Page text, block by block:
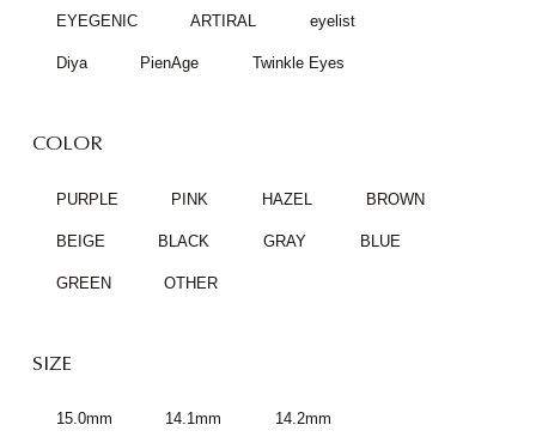
EYEGENIC ARTIRAL eyelist
Diya PienAge Twinkle Eyes
COLOR
PURPLE PINK HAZEL BROWN
BEIGE BLACK GRAY BLUE
GREEN OTHER
SIZE
15.0mm 14.1mm 14.2mm